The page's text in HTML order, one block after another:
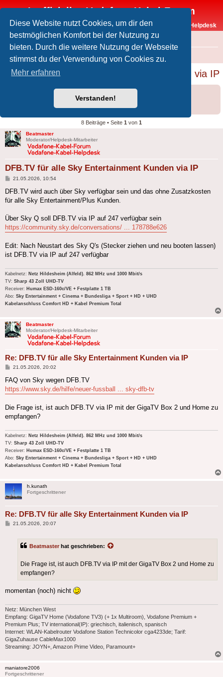
Diese Website nutzt Cookies, um dir den
bestmöglichen Komfort bei der Nutzung zu
bieten. Durch die weitere Nutzung der Webseite
stimmst du der Verwendung von Cookies zu.
Mehr erfahren
Verstanden!
Inoffizielles Vodafone-Kabel-Forum
Vodafone-Kabel-Helpdesk
FAQ
Foren-Übersicht Offtopic
DFB.TV für alle Sky Entertainment Kunden via IP
Informationen zu Sky im Kabelnetz von Vodafone gibt es auch im
8 Beiträge • Seite 1 von 1
Beatmaster
Moderator/Helpdesk-Mitarbeiter
DFB.TV für alle Sky Entertainment Kunden via IP
Beitrag
21.05.2026, 10:54
DFB.TV wird auch über Sky verfügbar sein und das ohne Zusatzkosten
für alle Sky Entertainment/Plus Kunden.
Über Sky Q soll DFB.TV via IP auf 247 verfügbar sein
https://community.sky.de/conversations/ ... 178788e626
Edit: Nach Neustart des Sky Q's (Stecker ziehen und neu booten lassen)
ist DFB.TV via IP auf 247 verfügbar
Kabelnetz: Netz Hildesheim (Alfeld). 862 MHz und 1000 Mbit/s
TV: Sharp 43 Zoll UHD-TV
Receiver: Humax ESD-160c/VE + Festplatte 1 TB
Abo: Sky Entertainment + Cinema + Bundesliga + Sport + HD + UHD
Kabelanschluss Comfort HD + Kabel Premium Total
Beatmaster
Moderator/Helpdesk-Mitarbeiter
Re: DFB.TV für alle Sky Entertainment Kunden via IP
Beitrag
21.05.2026, 20:02
FAQ von Sky wegen DFB.TV
https://www.sky.de/hilfe/neuer-fussball ... sky-dfb-tv
Die Frage ist, ist auch DFB.TV via IP mit der GigaTV Box 2 und Home zu
empfangen?
Kabelnetz: Netz Hildesheim (Alfeld). 862 MHz und 1000 Mbit/s
TV: Sharp 43 Zoll UHD-TV
Receiver: Humax ESD-160c/VE + Festplatte 1 TB
Abo: Sky Entertainment + Cinema + Bundesliga + Sport + HD + UHD
Kabelanschluss Comfort HD + Kabel Premium Total
h.kunath
Fortgeschrittener
Re: DFB.TV für alle Sky Entertainment Kunden via IP
Beitrag
21.05.2026, 20:07
Beatmaster hat geschrieben:
Die Frage ist, ist auch DFB.TV via IP mit der GigaTV Box 2 und Home zu
empfangen?
momentan (noch) nicht
Netz: München West
Empfang: GigaTV Home (Vodafone TV3) (+ 1x Multiroom), Vodafone Premium +
Premium Plus; TV international(IP): griechisch, italienisch, spanisch
Internet: WLAN-Kabelrouter Vodafone Station Technicolor cga4233de; Tarif:
GigaZuhause CableMax1000
Streaming: JOYN+, Amazon Prime Video, Paramount+
maniatore2006
Fortgeschrittener